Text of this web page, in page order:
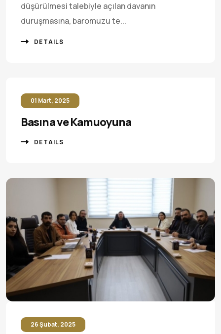
düşürülmesi talebiyle açılan davanın
duruşmasına, baromuzu te...
DETAILS
01 Mart, 2025
Basına ve Kamuoyuna
DETAILS
26 Şubat, 2025